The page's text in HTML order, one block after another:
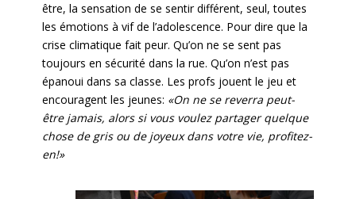
être, la sensation de se sentir différent, seul, toutes
les émotions à vif de l’adolescence. Pour dire que la
crise climatique fait peur. Qu’on ne se sent pas
toujours en sécurité dans la rue. Qu’on n’est pas
épanoui dans sa classe. Les profs jouent le jeu et
encouragent les jeunes: «On ne se reverra peut-
être jamais, alors si vous voulez partager quelque
chose de gris ou de joyeux dans votre vie, profitez-
en!»